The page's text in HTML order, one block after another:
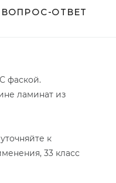
ВОПРОС-ОТВЕТ
фаской.
ламинат из
к
33 класс